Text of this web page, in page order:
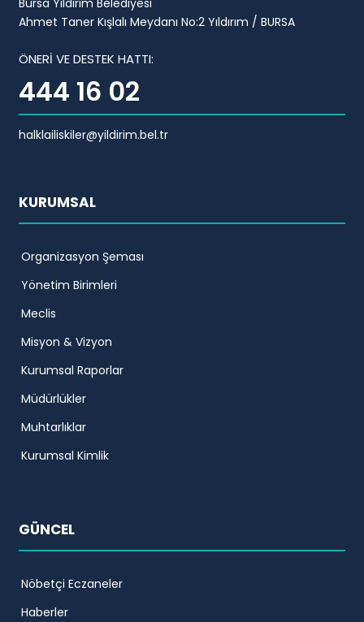
Bursa Yıldırım Belediyesi
Ahmet Taner Kışlalı Meydanı No:2 Yıldırım / BURSA
ÖNERİ VE DESTEK HATTI:
444 16 02
halklailiskiler@yildirim.bel.tr
KURUMSAL
Organizasyon Şeması
Yönetim Birimleri
Meclis
Misyon & Vizyon
Kurumsal Raporlar
Müdürlükler
Muhtarlıklar
Kurumsal Kimlik
GÜNCEL
Nöbetçi Eczaneler
Haberler